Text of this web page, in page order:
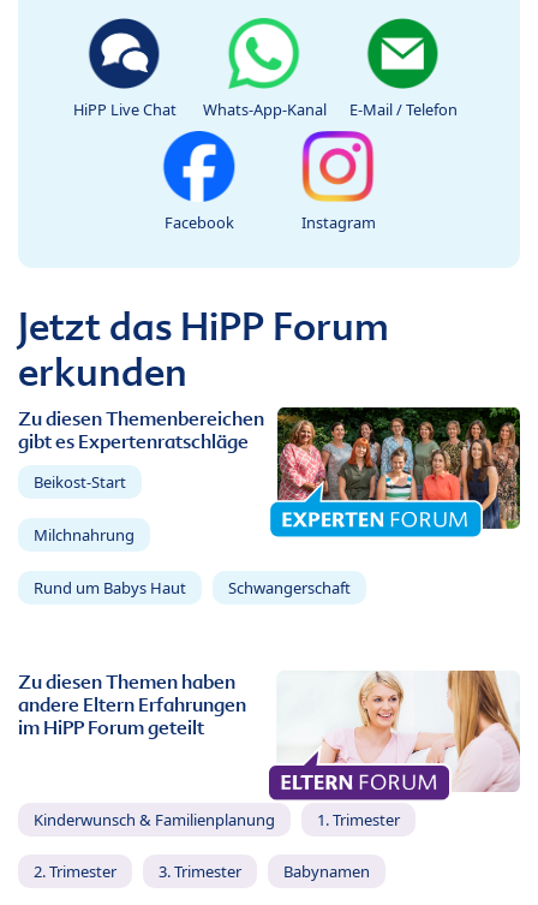
HiPP Live Chat Whats-App-Kanal E-Mail / Telefon
Facebook Instagram
Jetzt das HiPP Forum
erkunden
Zu diesen Themenbereichen
gibt es Expertenratschläge
Beikost-Start
Milchnahrung
Rund um Babys Haut Schwangerschaft
Zu diesen Themen haben
andere Eltern Erfahrungen
im HiPP Forum geteilt
Kinderwunsch & Familienplanung 1. Trimester
2. Trimester 3. Trimester Babynamen